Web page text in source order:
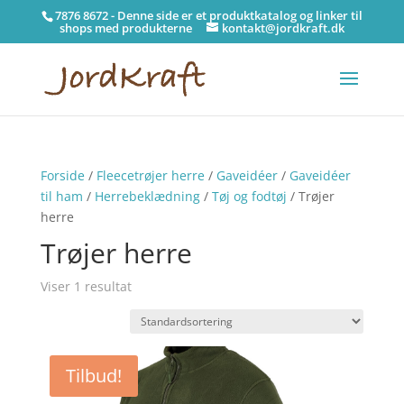
7876 8672 - Denne side er et produktkatalog og linker til
shops med produkterne kontakt@jordkraft.dk
Forside/ Fleecetrøjer herre/ Gaveidéer/ Gaveidéer
til ham / Herrebeklædning/ Tøj og fodtøj / Trøjer
herre
Trøjer herre
Viser 1 resultat
Tilbud!